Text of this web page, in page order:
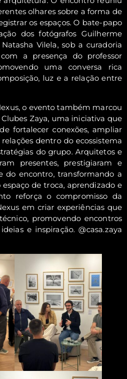
olhares sobre a forma de
os espaços. O bate-papo
dos fotógrafos Guilherme
Vilela, sob a curadoria
a presença do professor
uma conversa rica
luz e a relação entre
o evento também marcou
Zaya, uma iniciativa que
fortalecer conexões, ampliar
dentro do ecossistema
do grupo. Arquitetos e
presentes, prestigiaram e
do encontro, transformando a
de troca, aprendizado e
reforça o compromisso da
em criar experiências que
promovendo encontros
e inspiração. @casa.zaya